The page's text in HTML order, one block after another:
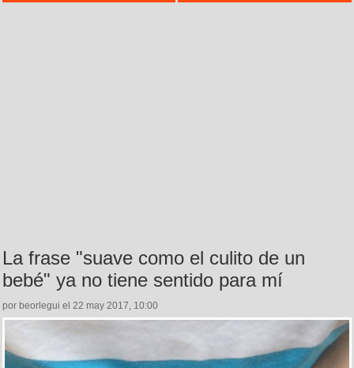
La frase "suave como el culito de un
bebé" ya no tiene sentido para mí
por beorlegui el 22 may 2017, 10:00